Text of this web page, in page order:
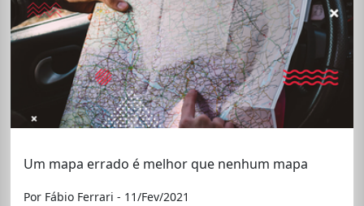
Um mapa errado é melhor que nenhum mapa
Por Fábio Ferrari - 11/Fev/2021